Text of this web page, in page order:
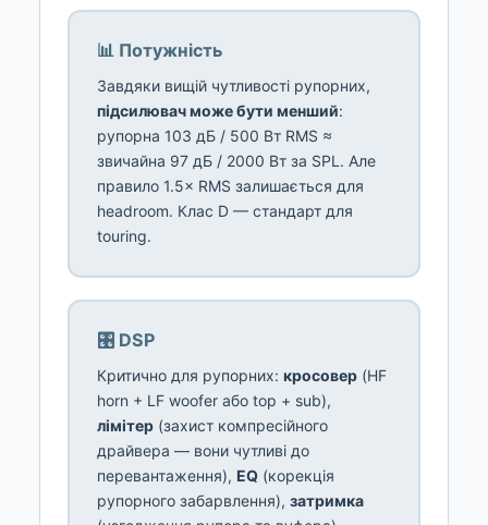
📊 Потужність
Завдяки вищій чутливості рупорних,
підсилювач може бути менший:
рупорна 103 дБ / 500 Вт RMS ≈
звичайна 97 дБ / 2000 Вт за SPL. Але
правило 1.5× RMS залишається для
headroom. Клас D — стандарт для
touring.
🎛️ DSP
Критично для рупорних: кросовер (HF
horn + LF woofer або top + sub),
лімітер (захист компресійного
драйвера — вони чутливі до
перевантаження), EQ (корекція
рупорного забарвлення), затримка